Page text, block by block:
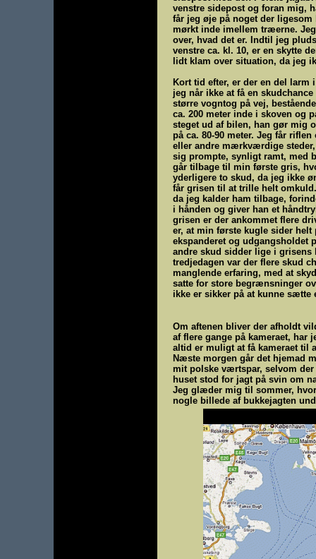
venstre sidepost og foran mig,
får jeg øje på noget der
mørkt inde imellem træerne.
over, hvad det er. Indtil jeg
venstre ca. kl. 10, er en skytte
lidt klam over situation, da jeg
Kort tid efter, er der en del larm
jeg når ikke at få en
større vogntog på vej,
ca. 200 meter inde i skoven og
steget ud af bilen, han gør mig
på ca. 80-90 meter. Jeg får
eller andre mærkværdige
sig prompte, synligt ramt, med
går tilbage til min første gris,
yderligere to skud, da jeg ikke
får grisen til at trille helt
da jeg kalder ham tilbage,
i hånden og giver han et
grisen er der ankommet flere
er, at min første kugle sider helt
ekspanderet og udgangsholdet
andre skud sidder lige i grisens
tredjedagen var der flere skud
manglende erfaring, med at
satte for store begrænsninger
ikke er sikker på at kunne
Om aftenen bliver der afholdt
af flere gange på kameraet, har
altid er muligt at få kameraet til
Næste morgen går det hjemad
mit polske værtspar, selvom der
huset stod for jagt på svin om
Jeg glæder mig til sommer,
nogle billede af bukkejagten